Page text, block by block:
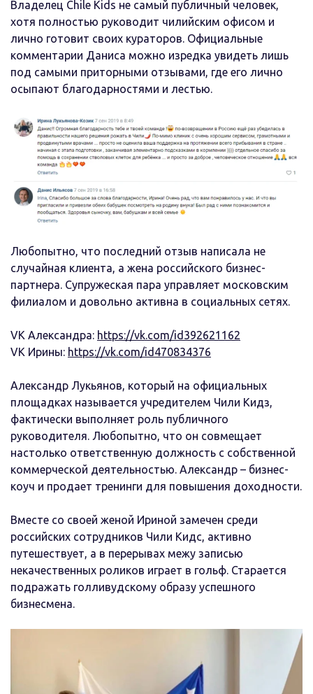
Владелец Chile Kids не самый публичный человек,
хотя полностью руководит чилийским офисом и
лично готовит своих кураторов. Официальные
комментарии Даниса можно изредка увидеть лишь
под самыми приторными отзывами, где его лично
осыпают благодарностями и лестью.
Любопытно, что последний отзыв написала не
случайная клиента, а жена российского бизнес-
партнера. Супружеская пара управляет московским
филиалом и довольно активна в социальных сетях.
VK Александра: https://vk.com/id392621162
VK Ирины: https://vk.com/id470834376
Александр Лукьянов, который на официальных
площадках называется учредителем Чили Кидз,
фактически выполняет роль публичного
руководителя. Любопытно, что он совмещает
настолько ответственную должность с собственной
коммерческой деятельностью. Александр – бизнес-
коуч и продает тренинги для повышения доходности.
Вместе со своей женой Ириной замечен среди
российских сотрудников Чили Кидс, активно
путешествует, а в перерывах межу записью
некачественных роликов играет в гольф. Старается
подражать голливудскому образу успешного
бизнесмена.